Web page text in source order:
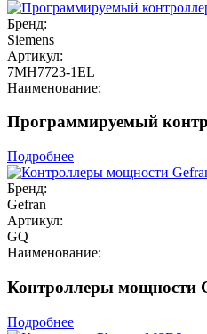
Бренд:
Siemens
Артикул:
7MH7723-1EL
Наименование:
Программируемый
Подробнее
Бренд:
Gefran
Артикул:
GQ
Наименование:
Контроллеры мощности
Подробнее